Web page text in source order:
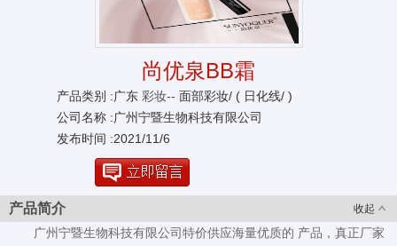
尚优泉BB霜
产品类别 :广东 彩妆-- 面部彩妆/ ( 日化线/ )
公司名称 :广州宁暨生物科技有限公司
发布时间 :2021/11/6
收起
产品简介
广州宁暨生物科技有限公司特价供应海量优质的 产品，真正厂家